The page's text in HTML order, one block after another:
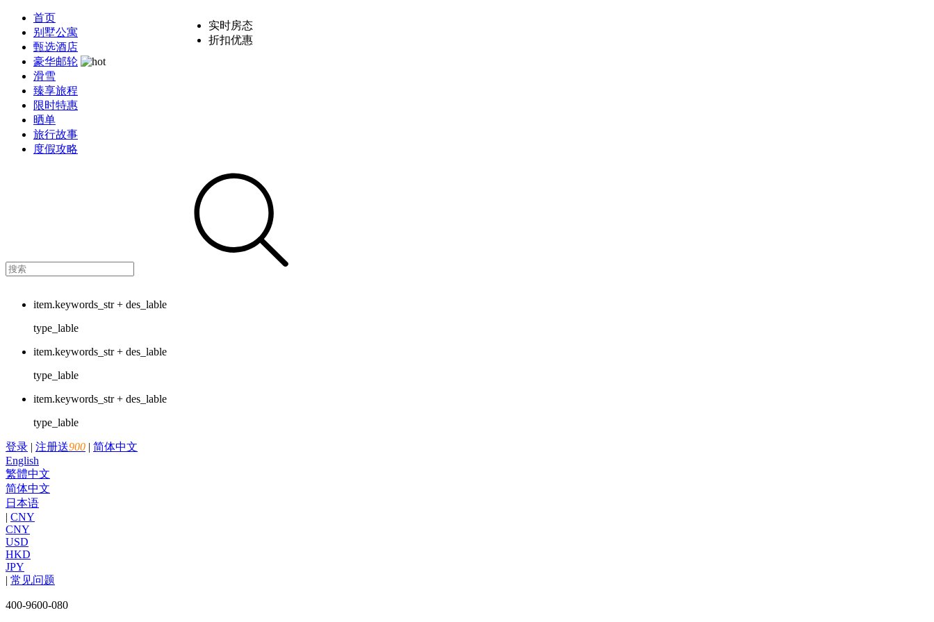
首页
别墅公寓
甄选酒店
豪华邮轮
滑雪
臻享旅程
限时特惠
晒单
旅行故事
度假攻略
item.keywords_str + des_lable
type_lable
item.keywords_str + des_lable
type_lable
item.keywords_str + des_lable
type_lable
登录 | 注册送900 | 简体中文
English
繁體中文
简体中文
日本语
| CNY
CNY
USD
HKD
JPY
| 常见问题
400-9600-080
实时房态
折扣优惠